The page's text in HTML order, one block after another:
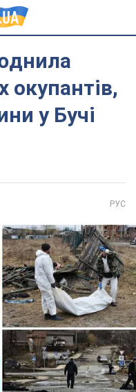
окупантів,
у Бучі
РУС